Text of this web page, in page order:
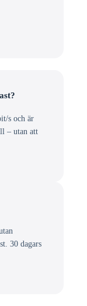
s och är
– utan att
30 dagars